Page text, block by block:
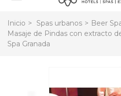
Inicio > Spas urbanos > Beer
Masaje de Pindas con extracto
Spa Granada